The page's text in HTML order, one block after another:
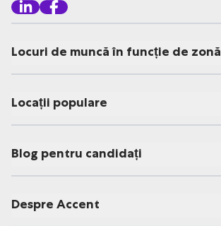
Locuri de muncă în funcție de zonă
Locații populare
Blog pentru candidați
Despre Accent